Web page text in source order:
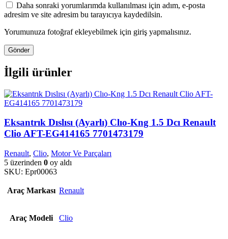
Daha sonraki yorumlarımda kullanılması için adım, e-posta
adresim ve site adresim bu tarayıcıya kaydedilsin.
Yorumunuza fotoğraf ekleyebilmek için giriş yapmalısınız.
İlgili ürünler
Eksantrık Dıslısı (Ayarlı) Clıo-Kng 1.5 Dcı Renault
Clio AFT-EG414165 7701473179
Renault, Clio, Motor Ve Parçaları
5 üzerinden 0 oy aldı
SKU: Epr00063
Araç Markası Renault
Araç Modeli Clio